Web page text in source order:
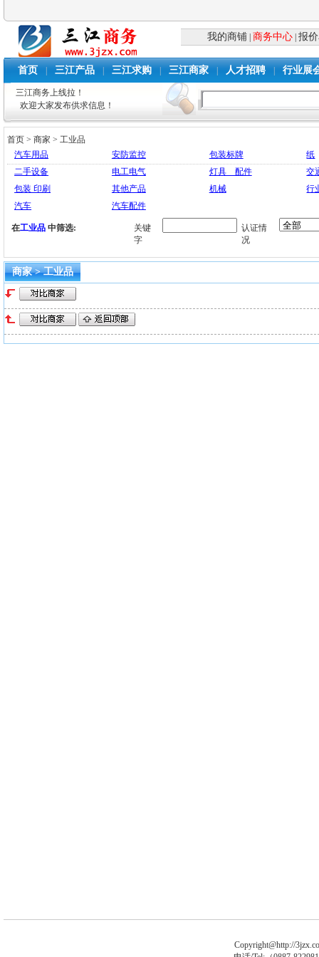
我的商铺 商务中心 |报
首页 三江产品 三江求购 三江商家 人才招聘 行业展
三江商务上线拉！
欢迎大家发布供求信息！
首页 >商家 >工业品
汽车用品
安防监控 包装标牌
纸
二手设备
电工电气 灯具 配件
交
包装 印刷
其他产品 机械
行
汽车
汽车配件
在工业品中筛选:
关键
字
认证情
况
商家 > 工业品
Copyright@http://